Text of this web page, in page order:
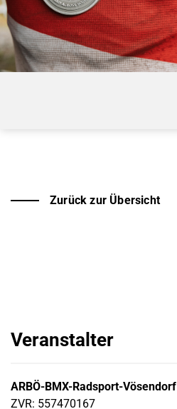
Zurück zur Übersicht
Veranstalter
ARBÖ-BMX-Radsport-Vösendorf
ZVR: 557470167